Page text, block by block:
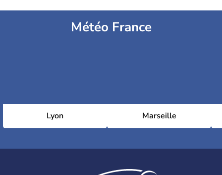
Météo France
Lyon Marseille